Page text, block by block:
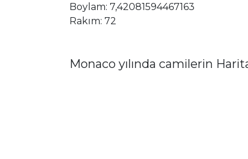
Boylam: 7,42081594467163
Rakım: 72
Monaco yılında camilerin